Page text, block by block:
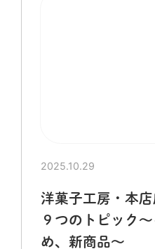
2025.10.29
洋菓子工房・本
９つのトピック
め、新商品～